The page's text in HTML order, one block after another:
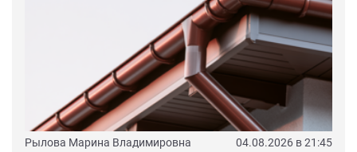
Рылова Марина Владимировна 04.08.2026 в 21:45